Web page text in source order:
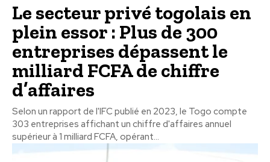
Le secteur privé togolais en
plein essor : Plus de 300
entreprises dépassent le
milliard FCFA de chiffre
d’affaires
Selon un rapport de l'IFC publié en 2023, le Togo compte
303 entreprises affichant un chiffre d'affaires annuel
supérieur à 1 milliard FCFA, opérant...